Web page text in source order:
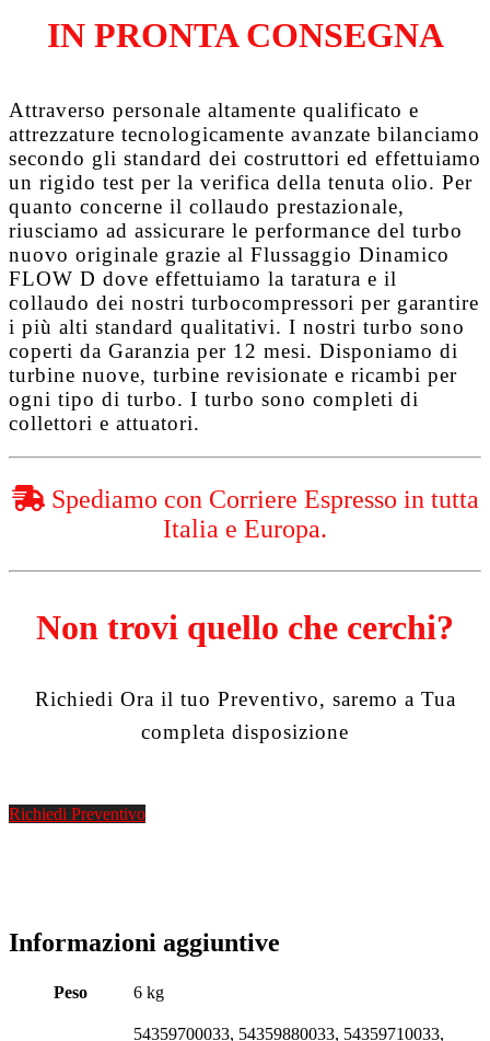
IN PRONTA CONSEGNA
Attraverso personale altamente qualificato e
attrezzature tecnologicamente avanzate bilanciamo
secondo gli standard dei costruttori ed effettuiamo
un rigido test per la verifica della tenuta olio. Per
quanto concerne il collaudo prestazionale,
riusciamo ad assicurare le performance del turbo
nuovo originale grazie al Flussaggio Dinamico
FLOW D dove effettuiamo la taratura e il
collaudo dei nostri turbocompressori per garantire
i più alti standard qualitativi. I nostri turbo sono
coperti da Garanzia per 12 mesi. Disponiamo di
turbine nuove, turbine revisionate e ricambi per
ogni tipo di turbo. I turbo sono completi di
collettori e attuatori.
Spediamo con Corriere Espresso in tutta
Italia e Europa.
Non trovi quello che cerchi?
Richiedi Ora il tuo Preventivo, saremo a Tua
completa disposizione
Richiedi Preventivo
Informazioni aggiuntive
Peso 6 kg
54359700033, 54359880033, 54359710033,